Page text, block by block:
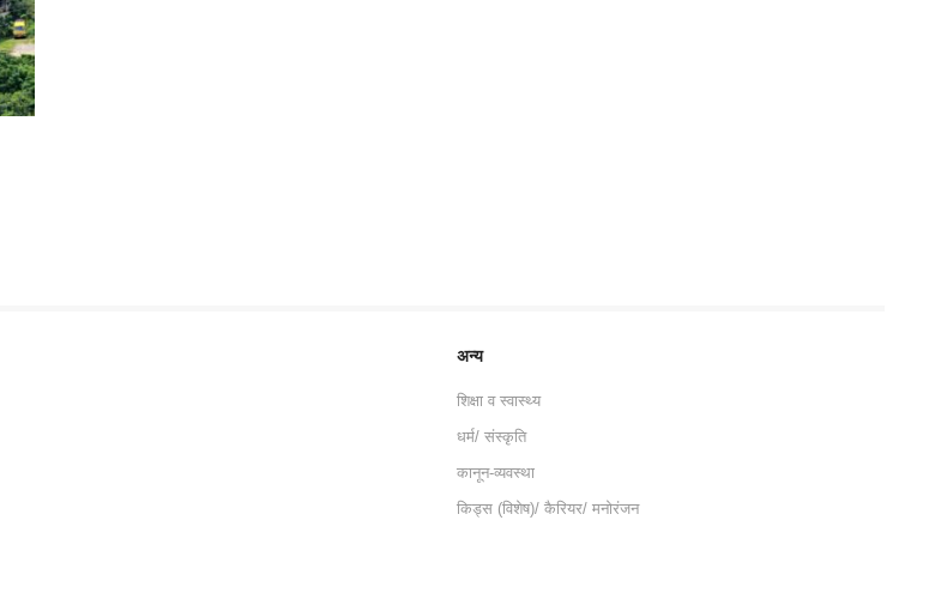
अन्य
शिक्षा व स्वास्थ्य
धर्म/ संस्कृति
कानून-व्यवस्था
किड्स (विशेष)/ कैरियर/ मनोरंजन